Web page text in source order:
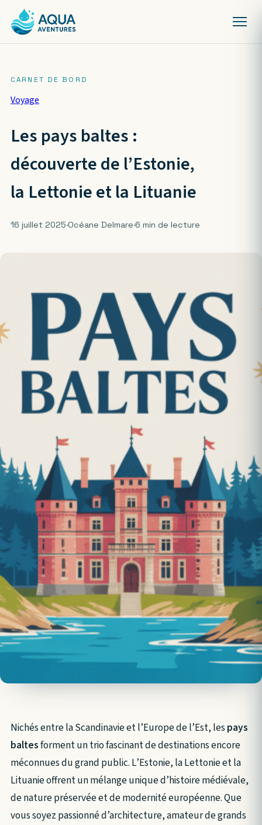
Voyage
Les pays baltes :
découverte de l’Estonie,
la Lettonie et la Lituanie
16 juillet 2025·Océane Delmare·6 min de lecture
Nichés entre la Scandinavie et l’Europe de l’Est, lespays
baltesforment un trio fascinant de destinations encore
méconnues du grand public. L’Estonie, la Lettonie et la
Lituanie offrent un mélange unique d’histoire médiévale,
de nature préservée et de modernité européenne. Que
vous soyez passionné d’architecture, amateur de grands